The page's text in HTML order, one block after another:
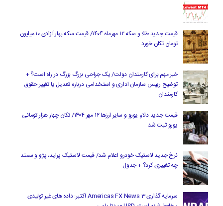
قیمت جدید طلا و سکه ۱۲ مهرماه ۱۴۰۴/ قیمت سکه بهار آزادی ۱۰ میلیون
تومان تکان خورد
خبر مهم برای کارمندان دولت/ یک جراحی بزرگ بزرگ در راه است؟ +
توضیح رییس سازمان اداری و استخدامی درباره تعدیل یا تغییر حقوق
کارمندان
قیمت جدید دلار، یورو و سایر ارزها ۱۲ مهر ۱۴۰۴/ تکان چهار هزار تومانی
یورو ثبت شد
نرخ جدید لاستیک خودرو اعلام شد/ قیمت لاستیک پراید، پژو و سمند
چه تغییری کرد؟ + جدول
سرمایه گذاری Americas FX News 3 اکتبر: داده های غیر تولیدی